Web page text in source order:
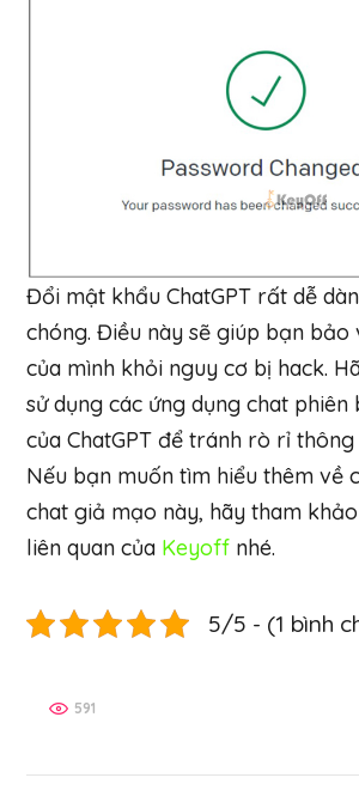
Đổi mật khẩu ChatGPT rất dễ
chóng. Điều này sẽ giúp bạn bảo
của mình khỏi nguy cơ bị hack.
sử dụng các ứng dụng chat
của ChatGPT để tránh rò rỉ thông
Nếu bạn muốn tìm hiểu thêm về
chat giả mạo này, hãy tham
liên quan của Keyoff nhé.
5/5 - (1 bình
591